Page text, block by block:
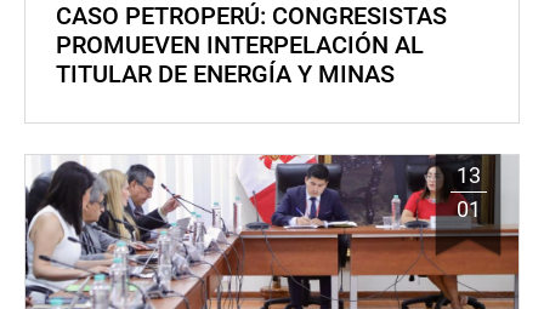
CASO PETROPERÚ: CONGRESISTAS
PROMUEVEN INTERPELACIÓN AL
TITULAR DE ENERGÍA Y MINAS
13
01